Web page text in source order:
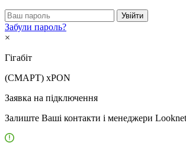
Увійти
Забули пароль?
×
Гігабіт
(СМАРТ) xPON
Заявка на підключення
Залиште Ваші контакти і менеджери